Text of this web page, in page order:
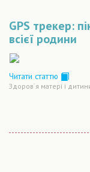
GPS трекер:
всієї родини
Читати статтю
Здоров´я матері і